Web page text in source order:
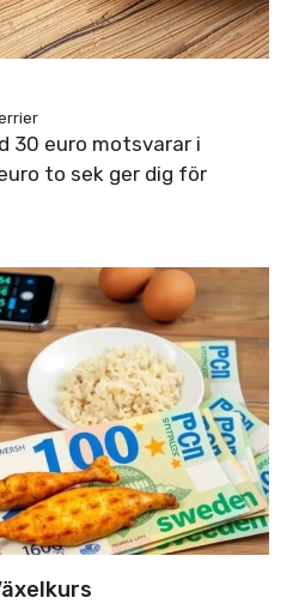
30 euro motsvarar i
to sek ger dig för